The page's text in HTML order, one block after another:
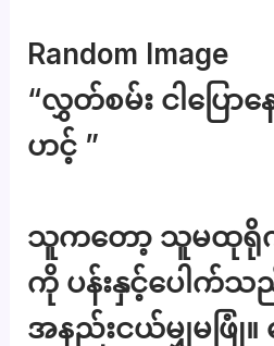
Random Image
“လွှတ်စမ်း ငါပြေ
ဟင့် ”
သူကတော့ သူမထု
ကို ပန်းနှင့်ပေါက်သ
အနည်းငယ်မျှမဖြုံ